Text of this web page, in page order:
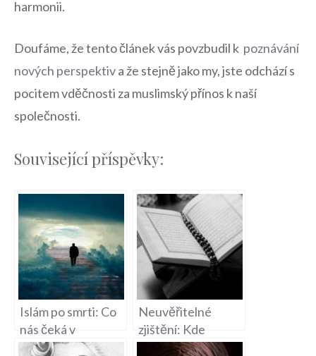
harmonii.
Doufáme, že tento článek vás povzbudil ⁣k ⁣ poznávání
nových perspektiva ⁤že stejně jako my, ​jste odchází s
pocitem vděčnosti za muslimský⁢ přínos ​k naší
společnosti.
Související příspěvky:
Islám po smrti: Co
nás čeká v
posmrtném životě?
Neuvěřitelné
zjištění: Kde
prorazil islám ve